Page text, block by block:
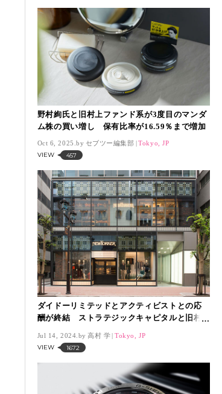
野村絢氏と旧村上ファンド系が3度目のマンダ
ム株の買い増し 保有比率が16.59％まで増加
Oct 6, 2025. セブツー編集部 Tokyo, JP
VIEW 457
ダイドーリミテッドとアクティビストとの応
酬が終結 ストラテジックキャピタルと旧村
Jul 14, 2024. 高村 学 Tokyo, JP
VIEW 1672